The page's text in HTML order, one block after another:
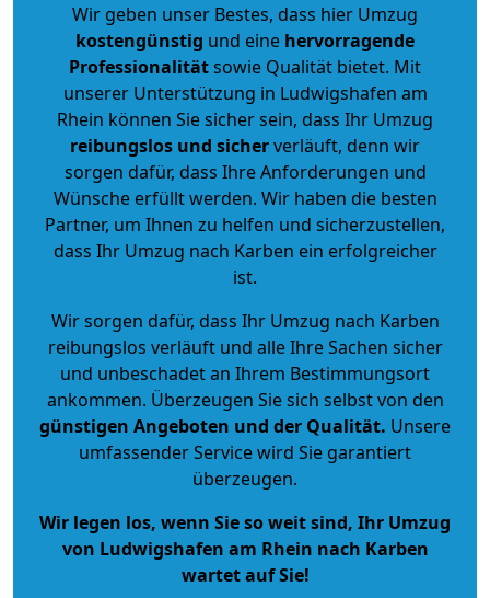
Wir geben unser Bestes, dass hier Umzug
kostengünstig und eine hervorragende
Professionalitätsowie Qualität bietet. Mit
unserer Unterstützung in Ludwigshafen am
Rhein können Sie sicher sein, dass Ihr Umzug
reibungslos und sicherverläuft, denn wir
sorgen dafür, dass Ihre Anforderungen und
Wünsche erfüllt werden. Wir haben die besten
Partner, um Ihnen zu helfen und sicherzustellen,
dass Ihr Umzug nach Karben ein erfolgreicher
ist.
Wir sorgen dafür, dass Ihr Umzug nach Karben
reibungslos verläuft und alle Ihre Sachen sicher
und unbeschadet an Ihrem Bestimmungsort
ankommen. Überzeugen Sie sich selbst von den
günstigen Angeboten und der Qualität. Unsere
umfassender Service wird Sie garantiert
überzeugen.
Wir legen los, wenn Sie so weit sind, Ihr Umzug
von Ludwigshafen am Rhein nach Karben
wartet auf Sie!